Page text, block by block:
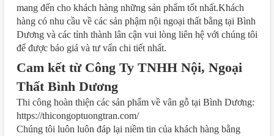
mang đến cho khách hàng những sản phẩm tốt nhất.Khách
hàng có nhu cầu về các sản phậm nội ngoại thất bằng tại Bình
Dương và các tỉnh thành lân cận vui lòng liên hệ với chúng tôi
để được báo giá và tư vấn chi tiết nhất.
Cam kết từ Công Ty TNHH Nội, Ngoại
Thất Bình Dương
Thi công hoàn thiện các sản phẩm về vân gỗ tại Bình Dương:
https://thicongoptuongtran.com/
Chúng tôi luôn luôn đáp lại niềm tin của khách hàng bằng